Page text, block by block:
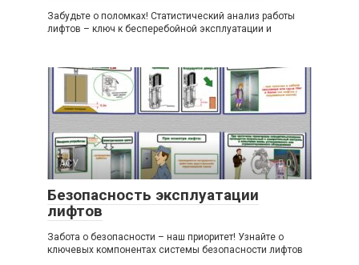
Забудьте о поломках! Статистический анализ работы
лифтов – ключ к бесперебойной эксплуатации и
АСУ 0
Безопасность эксплуатации
лифтов
Забота о безопасности – наш приоритет! Узнайте о
ключевых компонентах системы безопасности лифтов